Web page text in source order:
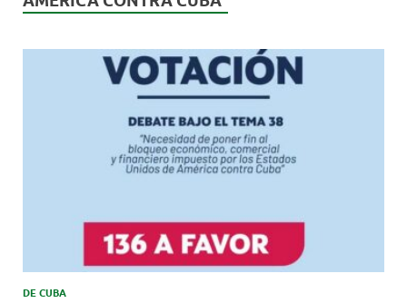
DE CUBA